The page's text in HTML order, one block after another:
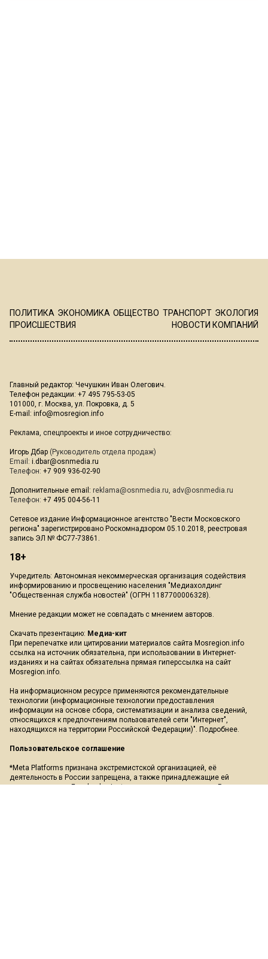
ПОЛИТИКА ЭКОНОМИКА ОБЩЕСТВО ТРАНСПОРТ ЭКОЛОГИЯ
ПРОИСШЕСТВИЯ
НОВОСТИ КОМПАНИЙ
Главный редактор: Чечушкин Иван Олегович.
Телефон редакции: +7 495 795-53-05
101000, г. Москва, ул. Покровка, д. 5
E-mail: info@mosregion.info
Реклама, спецпроекты и иное сотрудничество:
Игорь Дбар (Руководитель отдела продаж)
Email: i.dbar@osnmedia.ru
Телефон: +7 909 936-02-90
Дополнительные email: reklama@osnmedia.ru, adv@osnmedia.ru
Телефон: +7 495 004-56-11
Сетевое издание Информационное агентство "Вести Московского
региона" зарегистрировано Роскомнадзором 05.10.2018, реестровая
запись ЭЛ № ФС77-73861.
18+
Учредитель: Автономная некоммерческая организация содействия
информированию и просвещению населения "Медиахолдинг
"Общественная служба новостей" (ОГРН 1187700006328).
Мнение редакции может не совпадать с мнением авторов.
Скачать презентацию: Медиа-кит
При перепечатке или цитировании материалов сайта Mosregion.info
ссылка на источник обязательна, при использовании в Интернет-
изданиях и на сайтах обязательна прямая гиперссылка на сайт
Mosregion.info.
На информационном ресурсе применяются рекомендательные
технологии (информационные технологии предоставления
информации на основе сбора, систематизации и анализа сведений,
относящихся к предпочтениям пользователей сети "Интернет",
находящихся на территории Российской Федерации)". Подробнее.
Пользовательское соглашение
*Meta Platforms признана экстремистской организацией, её
деятельность в России запрещена, а также принадлежащие ей
социальные сети Facebook и Instagram так же запрещены в России.